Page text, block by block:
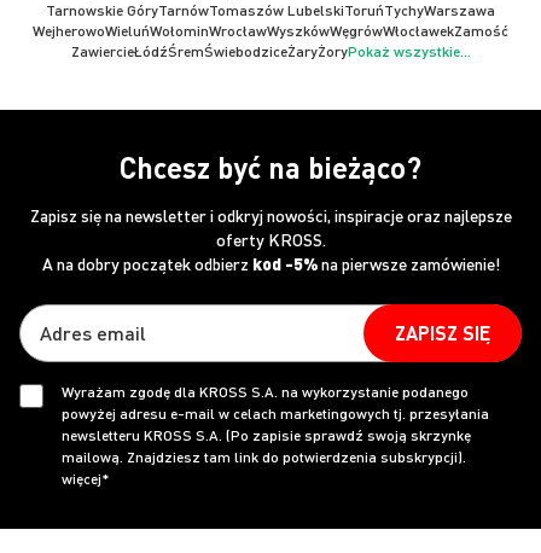
Tarnowskie GóryTarnówTomaszów LubelskiToruńTychyWarszawa
WejherowoWieluńWołominWrocławWyszkówWęgrówWłocławekZamość
ZawiercieŁódźŚremŚwiebodziceŻaryŻoryPokaż wszystkie...
Chcesz być na bieżąco?
Zapisz się na newsletter i odkryj nowości, inspiracje oraz najlepsze
oferty KROSS.
A na dobry początek odbierz kod -5%na pierwsze zamówienie!
ZAPISZ SIĘ
Wyrażam zgodę dla KROSS S.A. na wykorzystanie podanego
powyżej adresu e-mail w celach marketingowych tj. przesyłania
newsletteru KROSS S.A. (Po zapisie sprawdź swoją skrzynkę
mailową. Znajdziesz tam link do potwierdzenia subskrypcji).
więcej*